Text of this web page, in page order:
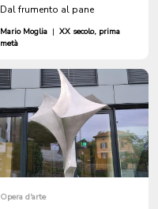
Dal frumento al pane
Mario Moglia | XX secolo, prima
metà
Opera d'arte